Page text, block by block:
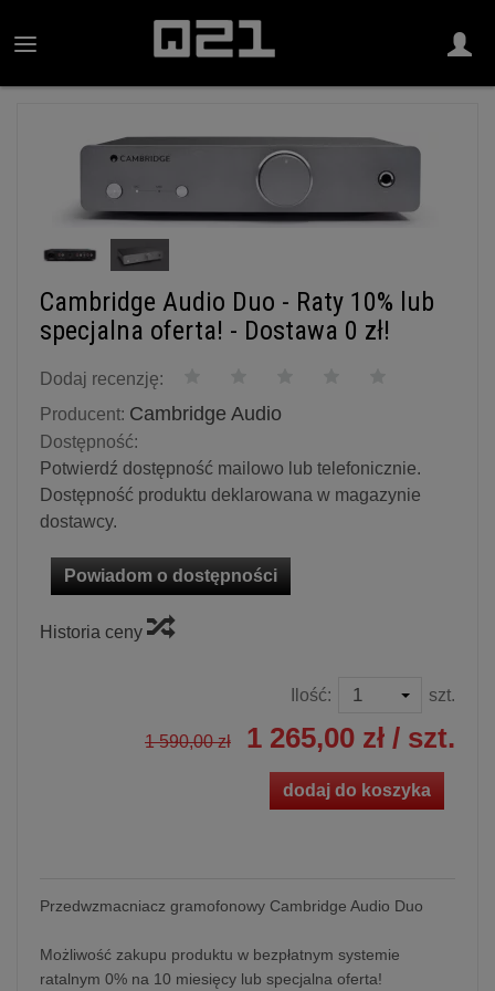
Cambridge Audio Duo - Raty 10% lub
specjalna oferta! - Dostawa 0 zł!
Dodaj recenzję:
Producent: Cambridge Audio
Dostępność:
Potwierdź dostępność mailowo lub telefonicznie.
Dostępność produktu deklarowana w magazynie
dostawcy.
Powiadom o dostępności
Historia ceny
Ilość: szt.
1 590,00 zł 1 265,00 zł / szt.
dodaj do koszyka
Przedwzmacniacz gramofonowy Cambridge Audio Duo
Możliwość zakupu produktu w bezpłatnym systemie
ratalnym 0% na 10 miesięcy lub specjalna oferta!